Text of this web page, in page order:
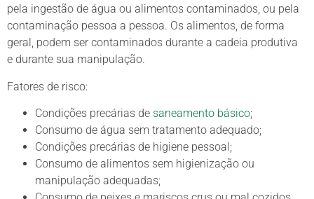
pela ingestão de água ou alimentos contaminados, ou pela
contaminação pessoa a pessoa. Os alimentos, de forma
geral, podem ser contaminados durante a cadeia produtiva
e durante sua manipulação.
Fatores de risco:
Condições precárias de saneamento básico;
Consumo de água sem tratamento adequado;
Condições precárias de higiene pessoal;
Consumo de alimentos sem higienização ou
manipulação adequadas;